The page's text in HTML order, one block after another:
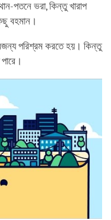
পতনে ভরা, কিন্তু খারাপ
বহমান।
পরিশ্রম করতে হয়। কিন্তু